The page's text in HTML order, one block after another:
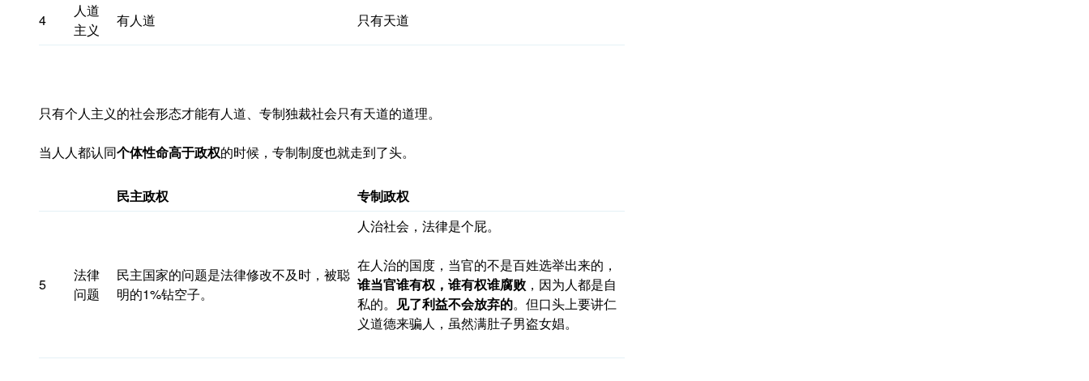
4
人道
主义
有人道 只有天道
只有个人主义的社会形态才能有人道、专制独裁社会只有天道的道理。
当人人都认同个体性命高于政权的时候，专制制度也就走到了头。
民主政权 专制政权
5
法律
问题
民主国家的问题是法律修改不及时，被聪
明的1%钻空子。
人治社会，法律是个屁。
在人治的国度，当官的不是百姓选举出来的，
谁当官谁有权，谁有权谁腐败 ，因为人都是自
私的。 见了利益不会放弃的。但口头上要讲仁
义道德来骗人，虽然满肚子男盗女娼。